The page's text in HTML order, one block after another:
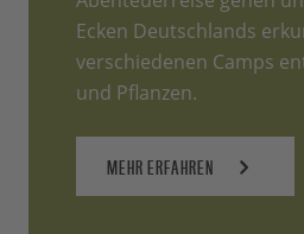
Ecken Deutschlands
verschiedenen Camps
und Pflanzen.
MEHR ERFAHREN